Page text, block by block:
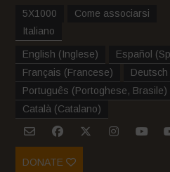
5X1000
Come associarsi
Italiano
English (Inglese) Español (
Français (Francese) Deutsch
Português (Portoghese, Brasile)
Català (Catalano)
DONATE